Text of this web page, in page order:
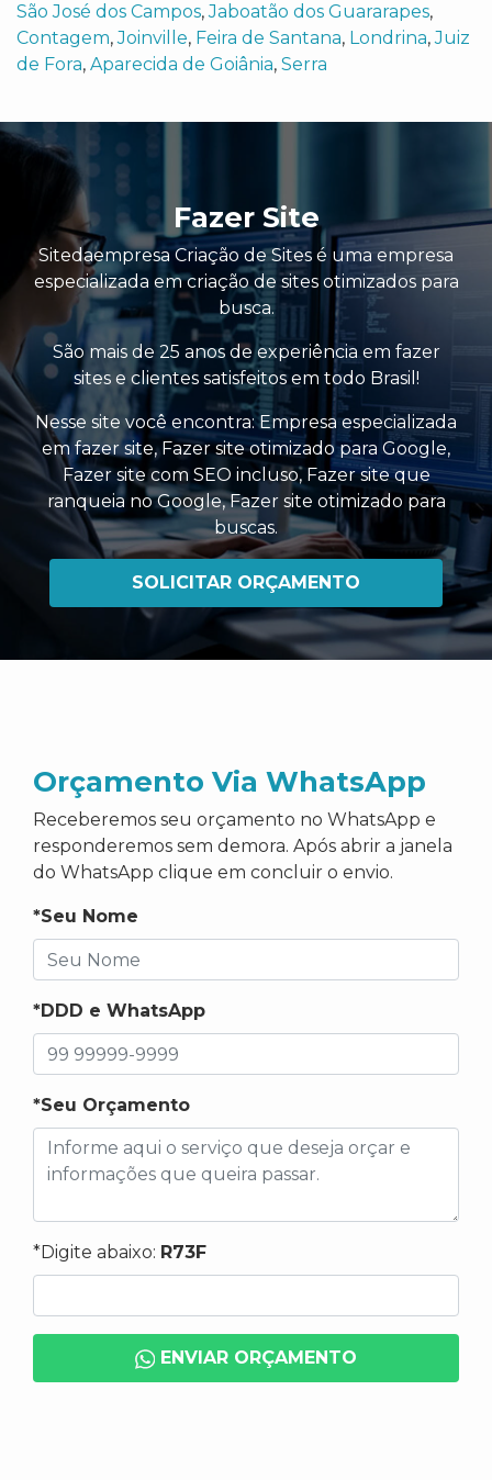
São José dos Campos,Jaboatão dos Guararapes,
Contagem,Joinville, Feira de Santana, Londrina,Juiz
de Fora, Aparecida de Goiânia, Serra
Fazer Site
Sitedaempresa Criação de Sites é uma empresa
especializada em criação de sites otimizados para
busca.
São mais de 25 anos de experiência em fazer
sites e clientes satisfeitos em todo Brasil!
Nesse site você encontra:Empresa especializada
em fazer site,Fazer site otimizado para Google,
Fazer site com SEO incluso, Fazer site que
ranqueia no Google,Fazer site otimizado para
buscas.
SOLICITAR ORÇAMENTO
Orçamento Via WhatsApp
Receberemos seu orçamento no WhatsApp e
responderemos sem demora. Após abrir a janela
do WhatsApp clique em concluir o envio.
*Seu Nome
*DDD e WhatsApp
*Seu Orçamento
*Digite abaixo: R73F
ENVIAR ORÇAMENTO